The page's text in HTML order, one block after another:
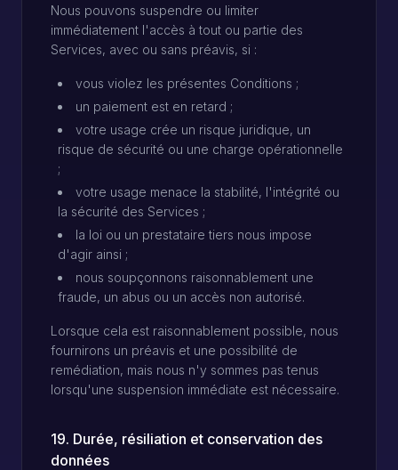
Nous pouvons suspendre ou limiter
immédiatement l'accès à tout ou partie des
Services, avec ou sans préavis, si :
vous violez les présentes Conditions ;
un paiement est en retard ;
votre usage crée un risque juridique, un
risque de sécurité ou une charge opérationnelle
;
votre usage menace la stabilité, l'intégrité ou
la sécurité des Services ;
la loi ou un prestataire tiers nous impose
d'agir ainsi ;
nous soupçonnons raisonnablement une
fraude, un abus ou un accès non autorisé.
Lorsque cela est raisonnablement possible, nous
fournirons un préavis et une possibilité de
remédiation, mais nous n'y sommes pas tenus
lorsqu'une suspension immédiate est nécessaire.
19. Durée, résiliation et conservation des
données